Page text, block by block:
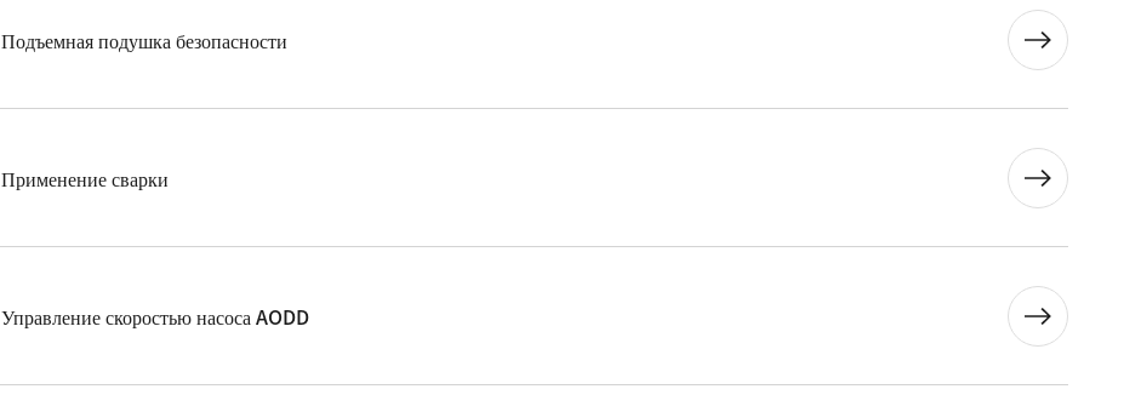
Подъемная подушка безопасности
Применение сварки
Управление скоростью насоса AODD